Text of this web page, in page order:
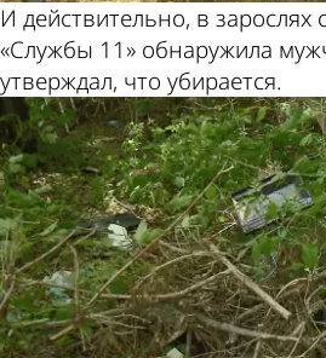
И действительно, в зарослях
«Службы 11» обнаружила
утверждал, что убирается.